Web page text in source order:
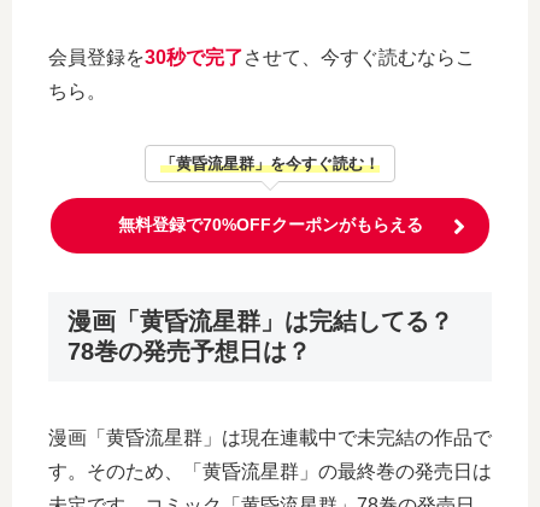
会員登録を30秒で完了させて、今すぐ読むならこ
ちら。
「黄昏流星群」を今すぐ読む！
無料登録で70%OFFクーポンがもらえる
漫画「黄昏流星群」は完結してる？
78巻の発売予想日は？
漫画「黄昏流星群」は現在連載中で未完結の作品で
す。そのため、「黄昏流星群」の最終巻の発売日は